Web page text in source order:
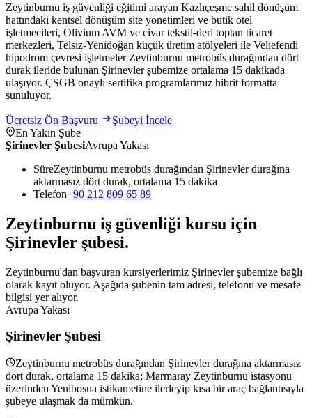
Zeytinburnu iş güvenliği eğitimi arayan Kazlıçeşme sahil dönüşüm
hattındaki kentsel dönüşüm site yönetimleri ve butik otel
işletmecileri, Olivium AVM ve civar tekstil-deri toptan ticaret
merkezleri, Telsiz-Yenidoğan küçük üretim atölyeleri ile Veliefendi
hipodrom çevresi işletmeler Zeytinburnu metrobüs durağından dört
durak ileride bulunan Şirinevler şubemize ortalama 15 dakikada
ulaşıyor. ÇSGB onaylı sertifika programlarımız hibrit formatta
sunuluyor.
Ücretsiz Ön Başvuru
Şubeyi İncele
En Yakın Şube
Şirinevler ŞubesiAvrupa Yakası
SüreZeytinburnu metrobüs durağından Şirinevler durağına
aktarmasız dört durak, ortalama 15 dakika
Telefon+90 212 809 65 89
Zeytinburnu iş güvenliği kursu için
Şirinevler şubesi.
Zeytinburnu'dan başvuran kursiyerlerimiz Şirinevler şubemize bağlı
olarak kayıt oluyor. Aşağıda şubenin tam adresi, telefonu ve mesafe
bilgisi yer alıyor.
Avrupa Yakası
Şirinevler Şubesi
Zeytinburnu metrobüs durağından Şirinevler durağına aktarmasız
dört durak, ortalama 15 dakika; Marmaray Zeytinburnu istasyonu
üzerinden Yenibosna istikametine ilerleyip kısa bir araç bağlantısıyla
şubeye ulaşmak da mümkün.